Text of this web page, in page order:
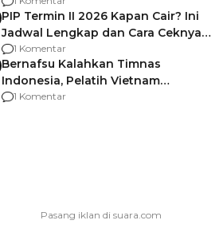
PIP Termin II 2026 Kapan Cair? Ini
Jadwal Lengkap dan Cara Ceknya
agar Dana Tidak Hangus!
1 Komentar
Bernafsu Kalahkan Timnas
Indonesia, Pelatih Vietnam
Berencana Pakai Jimat di Pakansari
1 Komentar